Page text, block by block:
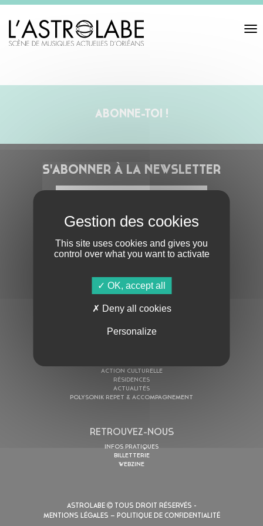
Toggle
ABONNE-TOI !
S'ABONNER À LA NEWSLETTER
En cochant cette case, j’accepte laPolitique de confidentialitéde ce site
AGENDA
ACTION CULTURELLE
RÉSIDENCES
ACTUALITÉS
POLYSONIK REPET & ACCOMPAGNEMENT
RETROUVEZ-NOUS
INFOS PRATIQUES
BILLETTERIE
WEBZINE
ASTROLABE
TOUS DROIT RÉSERVÉS -
MENTIONS LÉGALES – POLITIQUE DE CONFIDENTIALITÉ
This site uses cookies and gives you
control over what you want to activate
OK, accept all
Deny all cookies
Personalize